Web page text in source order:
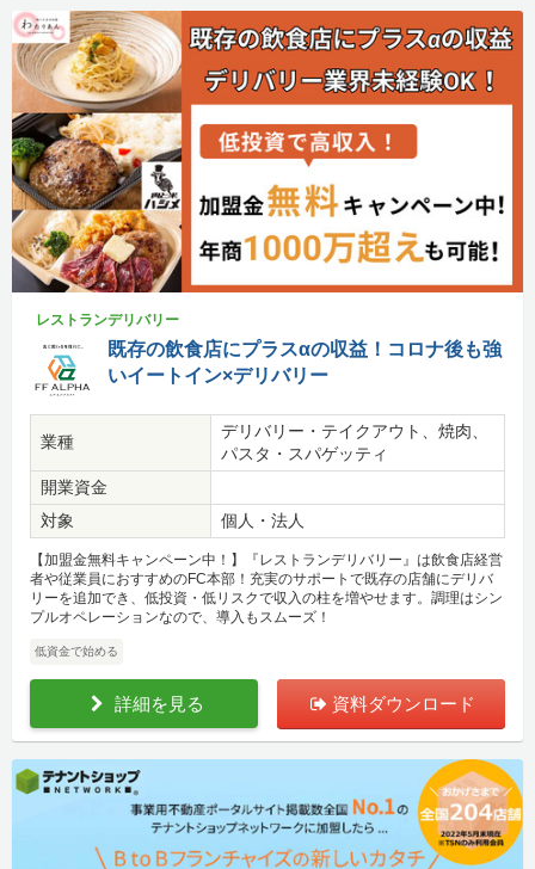
レストランデリバリー
既存の飲食店にプラスαの収益！コロナ後も強
いイートイン×デリバリー
業種
デリバリー・テイクアウト、焼肉、
パスタ・スパゲッティ
開業資金
対象
個人・法人
【加盟金無料キャンペーン中！】『レストランデリバリー』は飲食店経営
者や従業員におすすめのFC本部！充実のサポートで既存の店舗にデリバ
リーを追加でき、低投資・低リスクで収入の柱を増やせます。調理はシン
プルオペレーションなので、導入もスムーズ！
低資金で始める
詳細を見る 資料ダウンロード